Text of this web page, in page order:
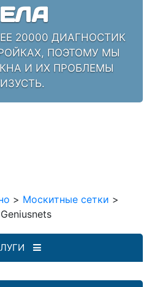
20000 ДИАГНОСТИК
ПОЭТОМУ МЫ
И ИХ ПРОБЛЕМЫ
> Москитные сетки >